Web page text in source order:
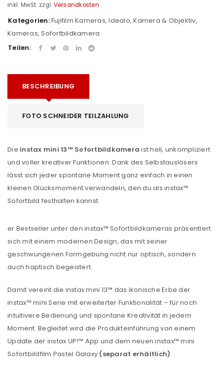
inkl. MwSt. zzgl. Versandkosten
Kategorien:Fujifilm Kameras,Idealo,Kamera & Objektiv,
Kameras,Sofortbildkamera
Teilen:
BESCHREIBUNG
FOTO SCHNEIDER TEILZAHLUNG
Die instax mini 13™ Sofortbildkamera ist hell, unkompliziert
und voller kreativer Funktionen. Dank des Selbstauslösers
lässt sich jeder spontane Moment ganz einfach in einen
kleinen Glücksmoment verwandeln, den du als instax™
Sofortbild festhalten kannst.
er Bestseller unter den instax™ Sofortbildkameras präsentiert
sich mit einem modernen Design, das mit seiner
geschwungenen Formgebung nicht nur optisch, sondern
auch haptisch begeistert.
Damit vereint die instax mini 13™ das ikonische Erbe der
instax™ mini Serie mit erweiterter Funktionalität – für noch
intuitivere Bedienung und spontane Kreativität in jedem
Moment. Begleitet wird die Produkteinführung von einem
Update der instax UP!™ App und dem neuen instax™ mini
Sofortbildfilm Pastel Galaxy (separat erhältlich).